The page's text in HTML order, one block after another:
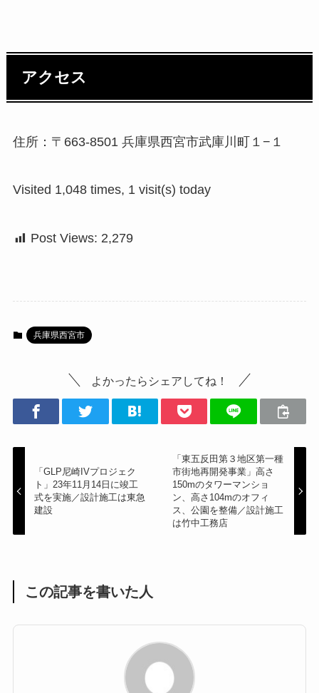
アクセス
住所：〒663-8501 兵庫県西宮市武庫川町１−１
Visited 1,048 times, 1 visit(s) today
Post Views: 2,279
兵庫県西宮市
よかったらシェアしてね！
「GLP尼崎IVプロジェク
ト」23年11月14日に竣工
式を実施／設計施工は東急
建設
「東五反田第３地区第一種
市街地再開発事業」高さ
150mのタワーマンショ
ン、高さ104mのオフィ
ス、公園を整備／設計施工
は竹中工務店
この記事を書いた人